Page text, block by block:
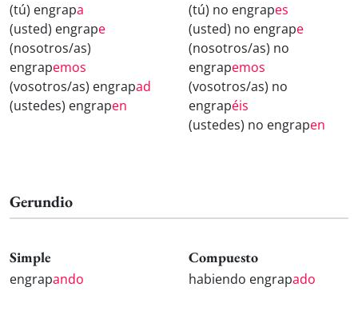
(tú) engrapa
(usted) engrape
(nosotros/as)
engrapemos
(vosotros/as) engrapad
(ustedes) engrapen
(tú) no engrapes
(usted) no engrape
(nosotros/as) no
engrapemos
(vosotros/as) no
engrapéis
(ustedes) no engrapen
Gerundio
Simple
engrapando
Compuesto
habiendo engrapado